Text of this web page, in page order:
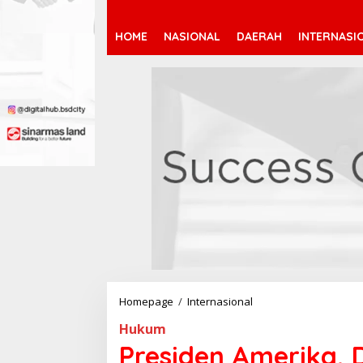
HOME NASIONAL DAERAH
Homepage / Internasional
i
Hukum
Presiden Amerika,